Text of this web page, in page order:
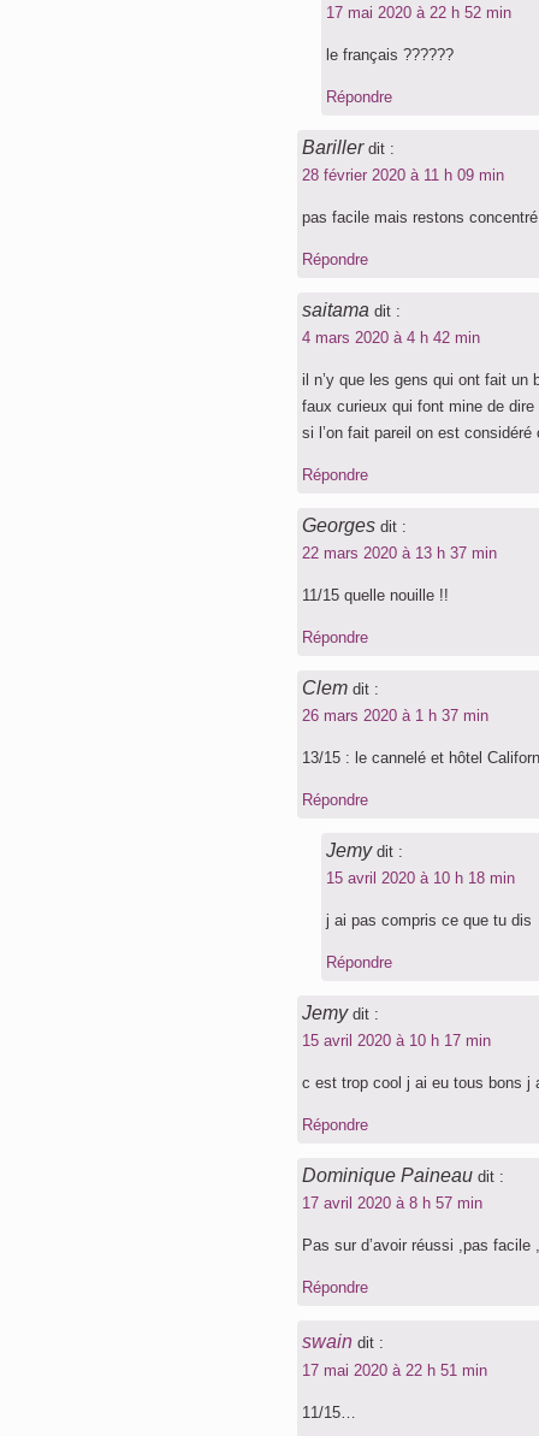
17 mai 2020 à 22 h 52 min
le français ??????
Répondre
Bariller dit :
28 février 2020 à 11 h 09 min
pas facile mais restons concentré
Répondre
saitama dit :
4 mars 2020 à 4 h 42 min
il n’y que les gens qui ont fait
faux curieux qui font mine de
si l’on fait pareil on est considéré
Répondre
Georges dit :
22 mars 2020 à 13 h 37 min
11/15 quelle nouille !!
Répondre
Clem dit :
26 mars 2020 à 1 h 37 min
13/15 : le cannelé et hôtel
Répondre
Jemy dit :
15 avril 2020 à 10 h 18 min
j ai pas compris ce que tu dis
Répondre
Jemy dit :
15 avril 2020 à 10 h 17 min
c est trop cool j ai eu tous bons j
Répondre
Dominique Paineau dit :
17 avril 2020 à 8 h 57 min
Pas sur d’avoir réussi ,pas facile
Répondre
swain dit :
17 mai 2020 à 22 h 51 min
11/15…